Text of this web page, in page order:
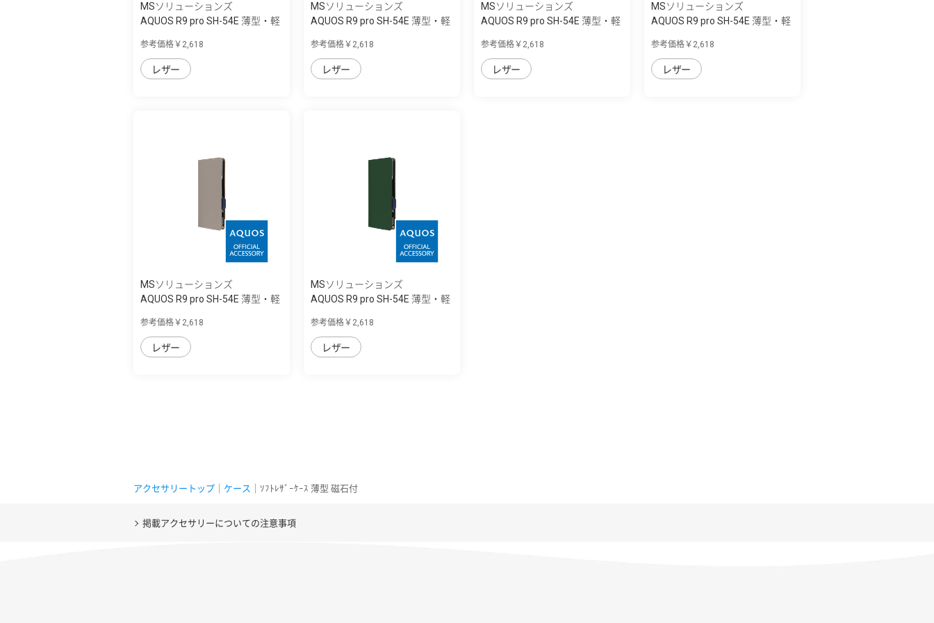
MSソリューションズ
AQUOS R9 pro SH-54E 薄型・軽
参考価格￥2,618
レザー
MSソリューションズ
AQUOS R9 pro SH-54E 薄型・軽
参考価格￥2,618
レザー
MSソリューションズ
AQUOS R9 pro SH-54E 薄型・軽
参考価格￥2,618
レザー
MSソリューションズ
AQUOS R9 pro SH-54E 薄型・軽
参考価格￥2,618
レザー
MSソリューションズ
AQUOS R9 pro SH-54E 薄型・軽
参考価格￥2,618
レザー
MSソリューションズ
AQUOS R9 pro SH-54E 薄型・軽
参考価格￥2,618
レザー
アクセサリートップ ケース ｜ｿﾌﾄﾚｻﾞｰｹｰｽ 薄型 磁石付
掲載アクセサリーについての注意事項